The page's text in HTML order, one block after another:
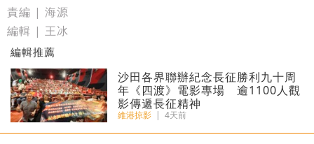
責編 | 海源
編輯 | 王冰
編輯推薦
沙田各界聯辦紀念長征勝利九十周
年《四渡》電影專場 逾1100人觀
影傳遞長征精神
維港掠影 | 4天前